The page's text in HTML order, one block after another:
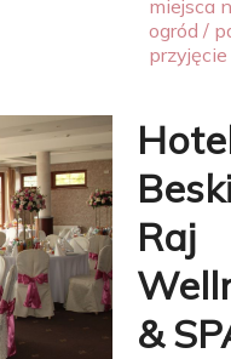
miejsca
ogród /
Raj
&